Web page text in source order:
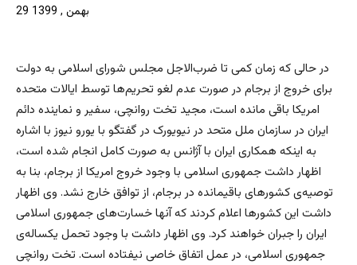
29 بهمن , 1399
در حالی که زمان کمی تا ضرب‌الاجل مجلس شورای اسلامی به دولت
برای خروج از برجام در صورت عدم لغو تحریم‌ها توسط ایالات متحده
امریکا باقی مانده است، مجید تخت روانچی، سفیر و نماینده دائم
ایران در سازمان ملل متحد در نیویورک در گفتگو با یورو نیوز با اشاره
به اینکه همکاری ایران با آژانس به صورت کامل انجام شده است،
اظهار داشت جمهوری اسلامی با وجود خروج امریکا از برجام،‌ بنا به
توصیه‌ی کشورهای باقیمانده در برجام، از توافق خارج نشد. وی اظهار
داشت این کشورها اعلام کردند که آنها خسارت‌های جمهوری اسلامی
ایران را جبران خواهند کرد. وی اظهار داشت با وجود تحمل یکساله‌ی
جمهوری اسلامی، در عمل اتفاق خاصی نیفتاده است. تخت روانچی